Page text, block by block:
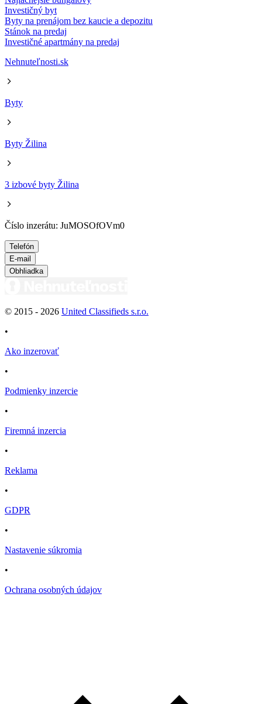
Investičný byt
Byty na prenájom bez kaucie a depozitu
Stánok na predaj
Investičné apartmány na predaj
Nehnuteľnosti.sk
Byty
Byty Žilina
3 izbové byty Žilina
Číslo inzerátu: JuMOSOfOVm0
Telefón
E-mail
Obhliadka
© 2015 - 2026 United Classifieds s.r.o.
•
Ako inzerovať
•
Podmienky inzercie
•
Firemná inzercia
•
Reklama
•
GDPR
•
Nastavenie súkromia
•
Ochrana osobných údajov